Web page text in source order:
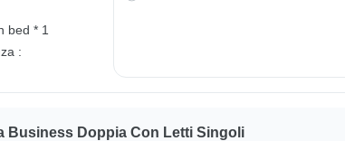
bed * 1
:
Business Doppia Con Letti Singoli